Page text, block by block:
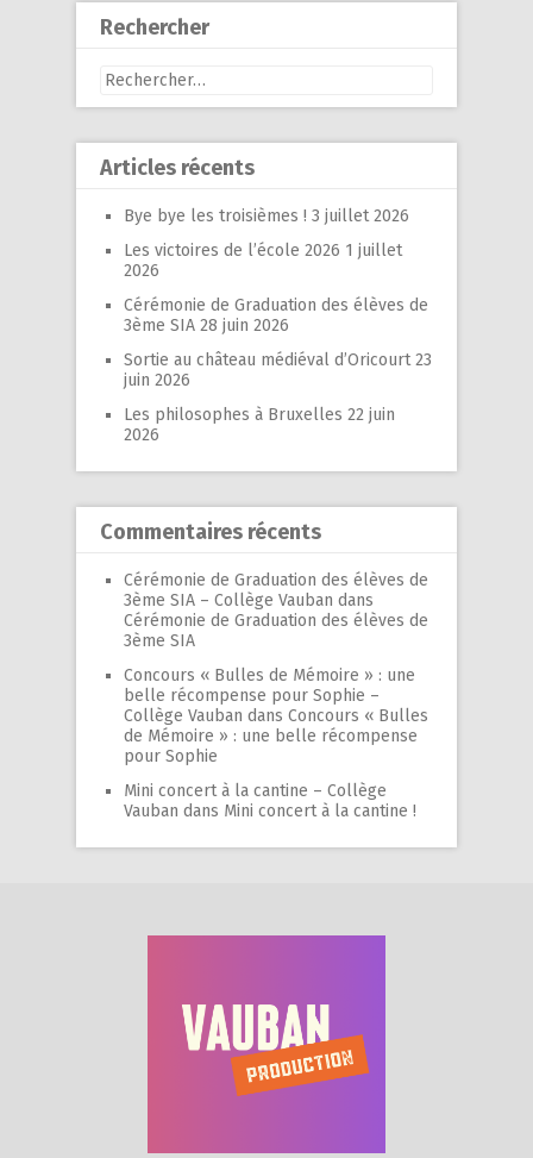
Rechercher
Rechercher :
Articles récents
Bye bye les troisièmes ! 3 juillet 2026
Les victoires de l’école 2026 1 juillet
2026
Cérémonie de Graduation des élèves de
3ème SIA 28 juin 2026
Sortie au château médiéval d’Oricourt 23
juin 2026
Les philosophes à Bruxelles 22 juin
2026
Commentaires récents
Cérémonie de Graduation des élèves de
3ème SIA – Collège Vauban dans
Cérémonie de Graduation des élèves de
3ème SIA
Concours « Bulles de Mémoire » : une
belle récompense pour Sophie –
Collège Vauban dans Concours « Bulles
de Mémoire » : une belle récompense
pour Sophie
Mini concert à la cantine – Collège
Vauban dans Mini concert à la cantine !